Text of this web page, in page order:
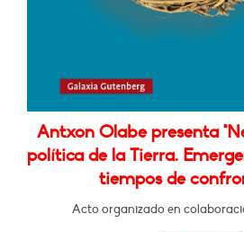
Antxon Olabe presenta
política de la Tierra.
tiempos de
Acto organizado en